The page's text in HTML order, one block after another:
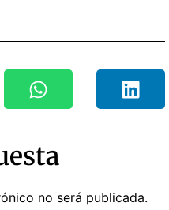
no será publicada.